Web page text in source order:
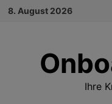
Zum
8. August 2026
Ihre